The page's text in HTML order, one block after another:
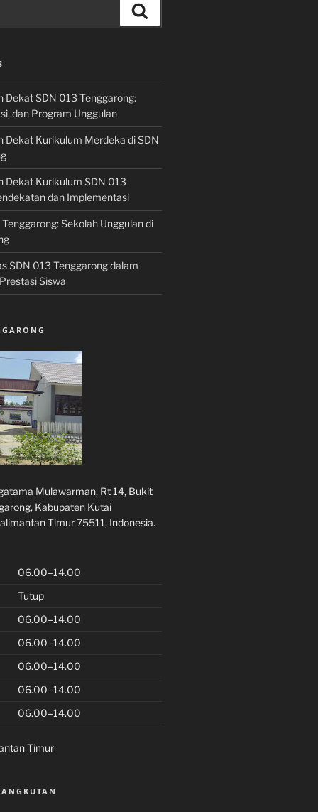
Dekat SDN 013 Tenggarong:
dan Program Unggulan
Dekat Kurikulum Merdeka di SDN
Dekat Kurikulum SDN 013
dan Implementasi
Sekolah Unggulan di
SDN 013 Tenggarong dalam
Siswa
Mulawarman, Rt 14, Bukit
Kabupaten Kutai
Timur 75511, Indonesia.
06.00–14.00
Tutup
06.00–14.00
06.00–14.00
06.00–14.00
06.00–14.00
06.00–14.00
Timur